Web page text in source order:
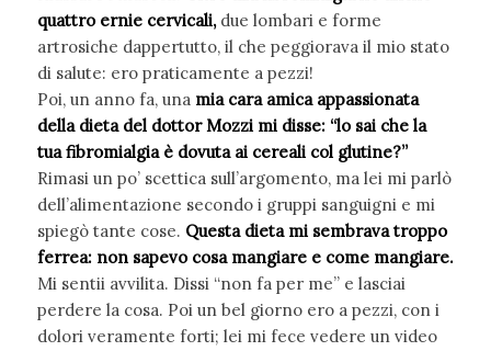
quattro ernie cervicali,due lombari e forme
artrosiche dappertutto, il che peggiorava il mio stato
di salute: ero praticamente a pezzi!
Poi, un anno fa, una mia cara amica appassionata
della dieta del dottor Mozzi mi disse: “lo sai che la
tua fibromialgia è dovuta ai cereali col glutine?”
Rimasi un po’ scettica sull’argomento, ma lei mi parlò
dell’alimentazione secondo i gruppi sanguigni e mi
spiegò tante cose. Questa dieta mi sembrava troppo
ferrea: non sapevo cosa mangiare e come mangiare.
Mi sentii avvilita. Dissi “non fa per me” e lasciai
perdere la cosa. Poi un bel giorno ero a pezzi, con i
dolori veramente forti; lei mi fece vedere un video